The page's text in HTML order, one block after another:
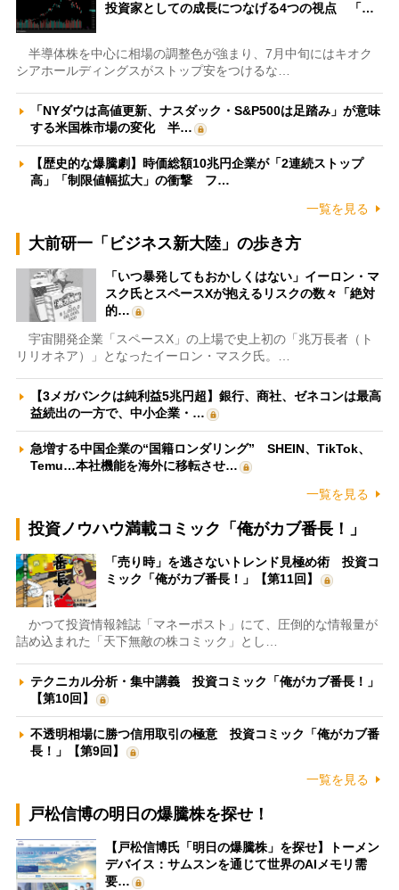
投資家としての成長につなげる4つの視点 「…
半導体株を中心に相場の調整色が強まり、7月中旬にはキオク
シアホールディングスがストップ安をつけるな…
「NYダウは高値更新、ナスダック・S&P500は足踏み」が意味
する米国株市場の変化 半…
【歴史的な爆騰劇】時価総額10兆円企業が「2連続ストップ
高」「制限値幅拡大」の衝撃 フ…
一覧を見る
大前研一「ビジネス新大陸」の歩き方
「いつ暴発してもおかしくはない」イーロン・マ
スク氏とスペースXが抱えるリスクの数々「絶対
的…
宇宙開発企業「スペースX」の上場で史上初の「兆万長者（ト
リリオネア）」となったイーロン・マスク氏。…
【3メガバンクは純利益5兆円超】銀行、商社、ゼネコンは最高
益続出の一方で、中小企業・…
急増する中国企業の“国籍ロンダリング” SHEIN、TikTok、
Temu…本社機能を海外に移転させ…
一覧を見る
投資ノウハウ満載コミック「俺がカブ番長！」
「売り時」を逃さないトレンド見極め術 投資コ
ミック「俺がカブ番長！」【第11回】
かつて投資情報雑誌「マネーポスト」にて、圧倒的な情報量が
詰め込まれた「天下無敵の株コミック」とし…
テクニカル分析・集中講義 投資コミック「俺がカブ番長！」
【第10回】
不透明相場に勝つ信用取引の極意 投資コミック「俺がカブ番
長！」【第9回】
一覧を見る
戸松信博の明日の爆騰株を探せ！
【戸松信博氏「明日の爆騰株」を探せ】トーメン
デバイス：サムスンを通じて世界のAIメモリ需
要…